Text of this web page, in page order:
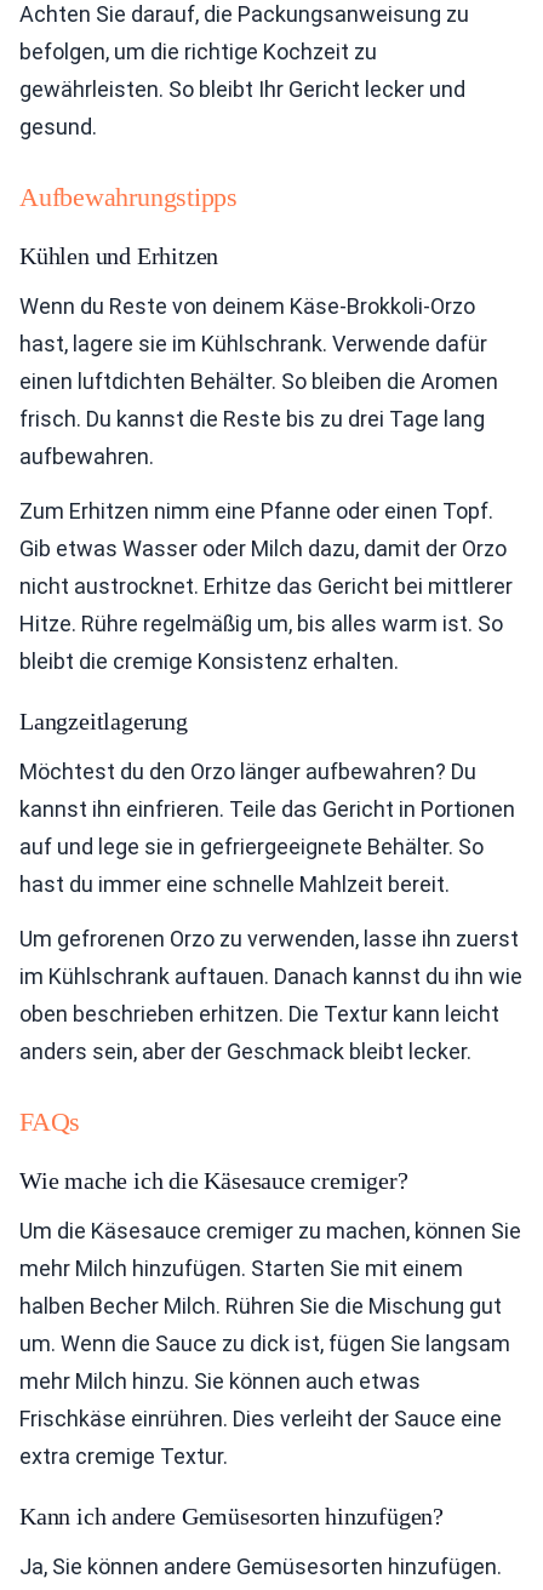
Achten Sie darauf, die Packungsanweisung zu
befolgen, um die richtige Kochzeit zu
gewährleisten. So bleibt Ihr Gericht lecker und
gesund.
Aufbewahrungstipps
Kühlen und Erhitzen
Wenn du Reste von deinem Käse-Brokkoli-Orzo
hast, lagere sie im Kühlschrank. Verwende dafür
einen luftdichten Behälter. So bleiben die Aromen
frisch. Du kannst die Reste bis zu drei Tage lang
aufbewahren.
Zum Erhitzen nimm eine Pfanne oder einen Topf.
Gib etwas Wasser oder Milch dazu, damit der Orzo
nicht austrocknet. Erhitze das Gericht bei mittlerer
Hitze. Rühre regelmäßig um, bis alles warm ist. So
bleibt die cremige Konsistenz erhalten.
Langzeitlagerung
Möchtest du den Orzo länger aufbewahren? Du
kannst ihn einfrieren. Teile das Gericht in Portionen
auf und lege sie in gefriergeeignete Behälter. So
hast du immer eine schnelle Mahlzeit bereit.
Um gefrorenen Orzo zu verwenden, lasse ihn zuerst
im Kühlschrank auftauen. Danach kannst du ihn wie
oben beschrieben erhitzen. Die Textur kann leicht
anders sein, aber der Geschmack bleibt lecker.
FAQs
Wie mache ich die Käsesauce cremiger?
Um die Käsesauce cremiger zu machen, können Sie
mehr Milch hinzufügen. Starten Sie mit einem
halben Becher Milch. Rühren Sie die Mischung gut
um. Wenn die Sauce zu dick ist, fügen Sie langsam
mehr Milch hinzu. Sie können auch etwas
Frischkäse einrühren. Dies verleiht der Sauce eine
extra cremige Textur.
Kann ich andere Gemüsesorten hinzufügen?
Ja, Sie können andere Gemüsesorten hinzufügen.